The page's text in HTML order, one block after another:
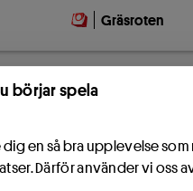
Gräsroten
börjar spela
dig en så bra upplevelse
Därför använder vi oss